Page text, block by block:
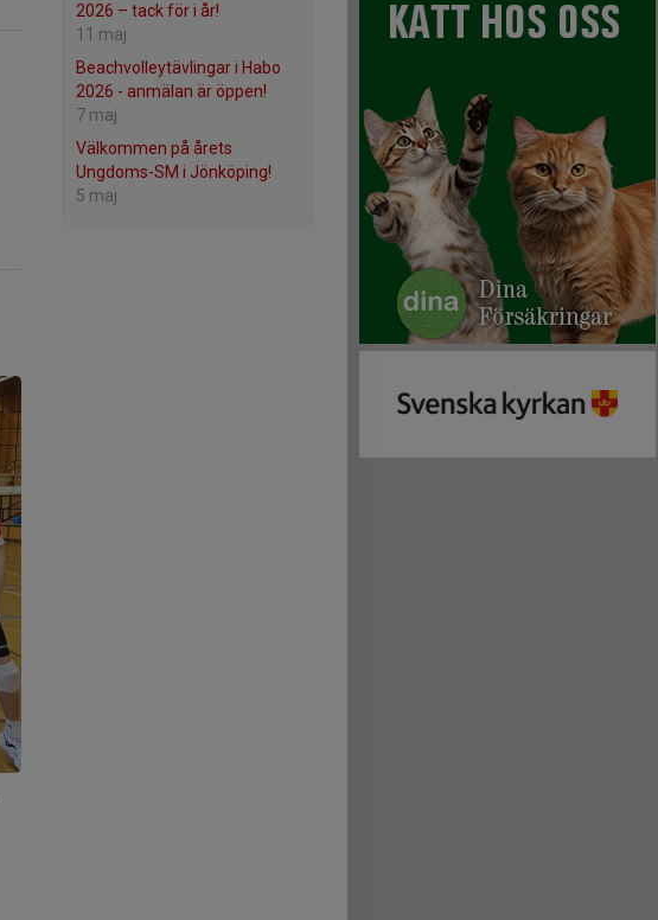
2026 – tack för i år!
11 maj
Beachvolleytävlingar i Habo
2026 - anmälan är öppen!
7 maj
Välkommen på årets
Ungdoms-SM i Jönköping!
5 maj